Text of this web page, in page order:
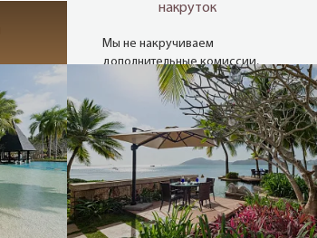
накруток
Мы не накручиваем
дополнительные комиссии,
наши цены такие, как у
туроператора, а при
проведении акций и немного
ниже.
Надежные
туроператоры